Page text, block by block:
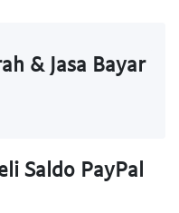
& Jasa Bayar
Saldo PayPal